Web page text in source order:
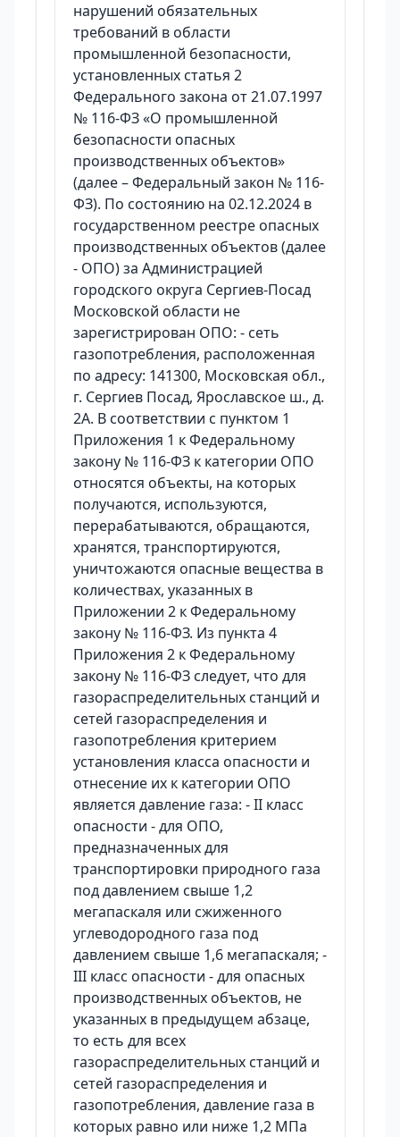
нарушений обязательных
требований в области
промышленной безопасности,
установленных статья 2
Федерального закона от 21.07.1997
№ 116-ФЗ «О промышленной
безопасности опасных
производственных объектов»
(далее – Федеральный закон № 116-
ФЗ). По состоянию на 02.12.2024 в
государственном реестре опасных
производственных объектов (далее
- ОПО) за Администрацией
городского округа Сергиев-Посад
Московской области не
зарегистрирован ОПО: - сеть
газопотребления, расположенная
по адресу: 141300, Московская обл.,
г. Сергиев Посад, Ярославское ш., д.
2А. В соответствии с пунктом 1
Приложения 1 к Федеральному
закону № 116-ФЗ к категории ОПО
относятся объекты, на которых
получаются, используются,
перерабатываются, обращаются,
хранятся, транспортируются,
уничтожаются опасные вещества в
количествах, указанных в
Приложении 2 к Федеральному
закону № 116-ФЗ. Из пункта 4
Приложения 2 к Федеральному
закону № 116-ФЗ следует, что для
газораспределительных станций и
сетей газораспределения и
газопотребления критерием
установления класса опасности и
отнесение их к категории ОПО
является давление газа: - II класс
опасности - для ОПО,
предназначенных для
транспортировки природного газа
под давлением свыше 1,2
мегапаскаля или сжиженного
углеводородного газа под
давлением свыше 1,6 мегапаскаля; -
III класс опасности - для опасных
производственных объектов, не
указанных в предыдущем абзаце,
то есть для всех
газораспределительных станций и
сетей газораспределения и
газопотребления, давление газа в
которых равно или ниже 1,2 МПа